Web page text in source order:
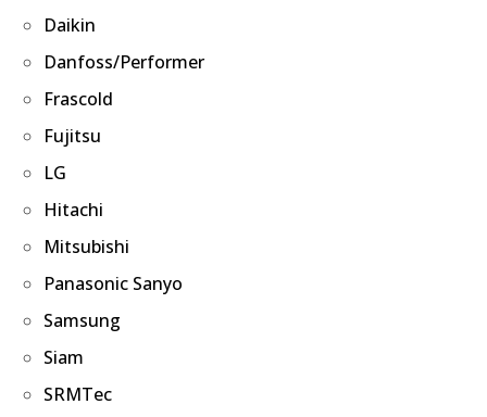
Daikin
Danfoss/Performer
Frascold
Fujitsu
LG
Hitachi
Mitsubishi
Panasonic Sanyo
Samsung
Siam
SRMTec